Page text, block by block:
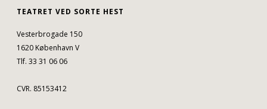
TEATRET VED SORTE HEST
Vesterbrogade 150
1620 København V
Tlf. 33 31 06 06
CVR. 85153412